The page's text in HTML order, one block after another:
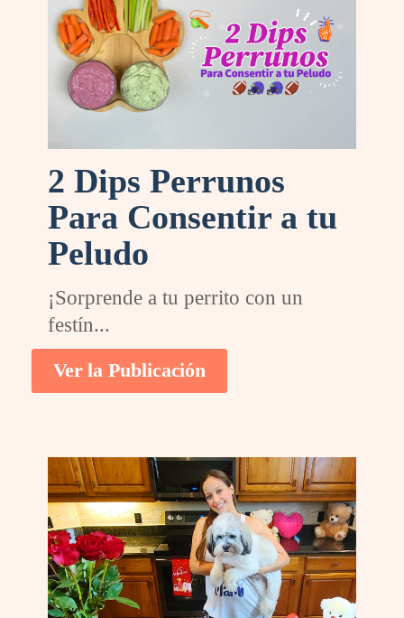
2 Dips Perrunos
Para Consentir a tu
Peludo
¡Sorprende a tu perrito con un
festín...
Ver la Publicación